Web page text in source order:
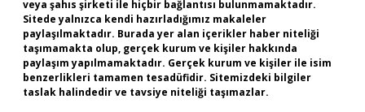
veya şahıs şirketi ile hiçbir bağlantısı bulunmamaktadır.
Sitede yalnızca kendi hazırladığımız makaleler
paylaşılmaktadır. Burada yer alan içerikler haber niteliği
taşımamakta olup, gerçek kurum ve kişiler hakkında
paylaşım yapılmamaktadır. Gerçek kurum ve kişiler ile isim
benzerlikleri tamamen tesadüfidir. Sitemizdeki bilgiler
taslak halindedir ve tavsiye niteliği taşımazlar.